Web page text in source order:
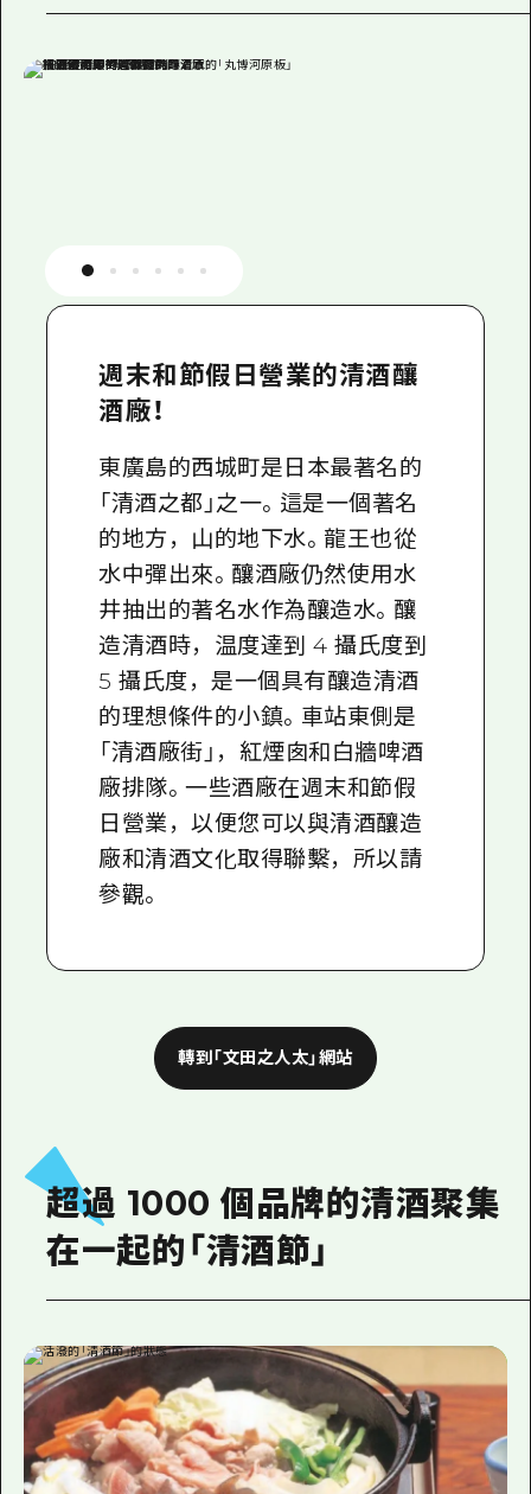
週末和節假日營業的清酒釀
酒廠！
東廣島的西城町是日本最著名的
「清酒之都」之一。這是一個著名
的地方，山的地下水。龍王也從
水中彈出來。釀酒廠仍然使用水
井抽出的著名水作為釀造水。釀
造清酒時，温度達到 4 攝氏度到
5 攝氏度，是一個具有釀造清酒
的理想條件的小鎮。車站東側是
「清酒廠街」，紅煙囱和白牆啤酒
廠排隊。一些酒廠在週末和節假
日營業，以便您可以與清酒釀造
廠和清酒文化取得聯繫，所以請
參觀。
轉到「文田之人太」網站
超過 1000 個品牌的清酒聚集
在一起的「清酒節」